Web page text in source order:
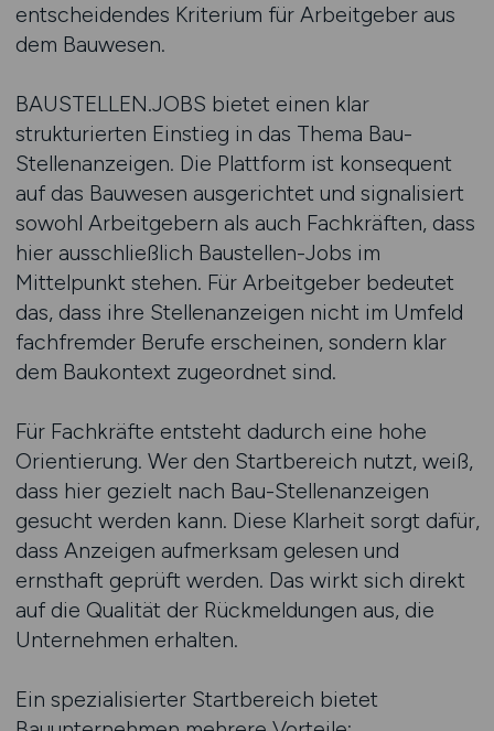
entscheidendes Kriterium für Arbeitgeber aus
dem Bauwesen.
BAUSTELLEN.JOBS bietet einen klar
strukturierten Einstieg in das Thema Bau-
Stellenanzeigen. Die Plattform ist konsequent
auf das Bauwesen ausgerichtet und signalisiert
sowohl Arbeitgebern als auch Fachkräften, dass
hier ausschließlich Baustellen-Jobs im
Mittelpunkt stehen. Für Arbeitgeber bedeutet
das, dass ihre Stellenanzeigen nicht im Umfeld
fachfremder Berufe erscheinen, sondern klar
dem Baukontext zugeordnet sind.
Für Fachkräfte entsteht dadurch eine hohe
Orientierung. Wer den Startbereich nutzt, weiß,
dass hier gezielt nach Bau-Stellenanzeigen
gesucht werden kann. Diese Klarheit sorgt dafür,
dass Anzeigen aufmerksam gelesen und
ernsthaft geprüft werden. Das wirkt sich direkt
auf die Qualität der Rückmeldungen aus, die
Unternehmen erhalten.
Ein spezialisierter Startbereich bietet